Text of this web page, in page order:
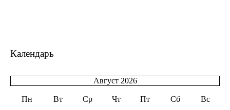
Календарь
Август 2026
Пн Вт Ср Чт Пт Сб
Вс